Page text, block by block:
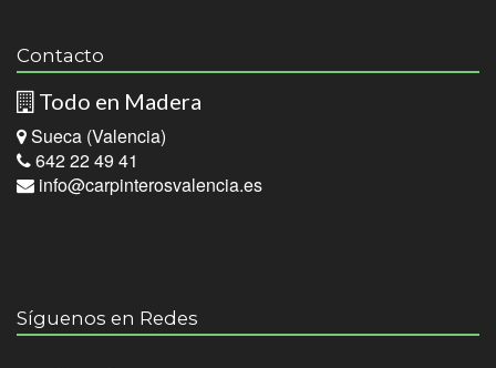
Contacto
Todo en Madera
Sueca (Valencia)
642 22 49 41
info@carpinterosvalencia.es
Síguenos en Redes